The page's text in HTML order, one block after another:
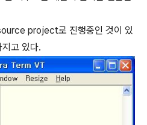
project로 진행중인 것이 있
고 있다.